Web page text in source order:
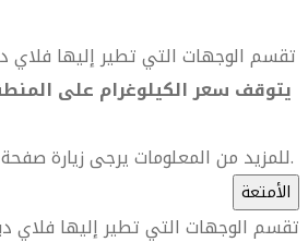
تقسم الوجهات التي تطير إليها فلاي دبي إلى 8
يتوقف سعر الكيلوغرام على
للمزيد من المعلومات يرجى زيارة صفحة.
الأمتعة
تقسم الوجهات التي تطير إليها فلاي دبي إلى 8